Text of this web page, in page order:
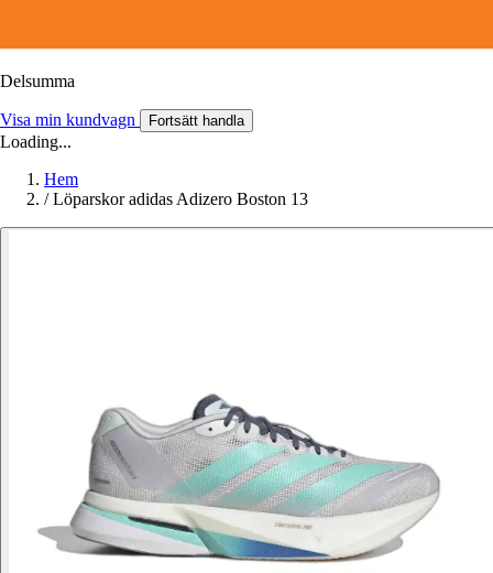
Delsumma
Visa min kundvagn Fortsätt handla
Loading...
Hem
/ Löparskor adidas Adizero Boston 13